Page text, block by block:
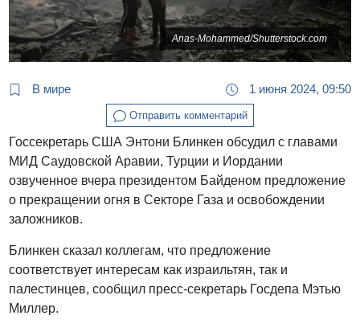
Anas-Mohammed/Shutterstock.com
В мире 1 июня 2024, 09:50
Отправить комментарий
Госсекретарь США Энтони Блинкен обсудил с главами
МИД Саудовской Аравии, Турции и Иордании
озвученное вчера президентом Байденом предложение
о прекращении огня в Секторе Газа и освобождении
заложников.
Блинкен сказал коллегам, что предложение
соответствует интересам как израильтян, так и
палестинцев, сообщил пресс-секретарь Госдепа Мэтью
Миллер.